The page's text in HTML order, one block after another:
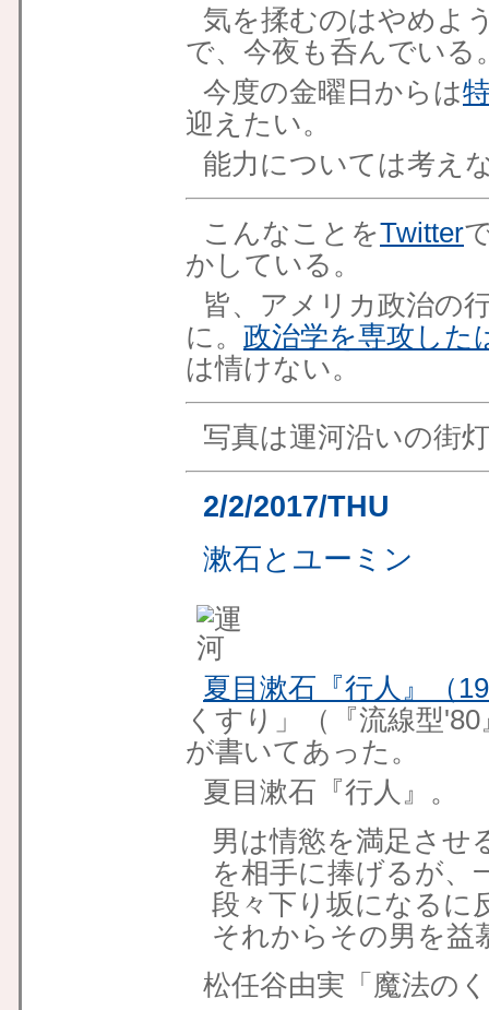
気を揉むのはやめよ
で、今夜も呑んでいる
今度の金曜日からは
迎えたい。
能力については考え
こんなことをTwitter
かしている。
皆、アメリカ政治の
に。 政治学を専攻した
は情けない。
写真は運河沿いの街
2/2/2017/THU
漱石とユーミン
夏目漱石『行人』（
くすり」（『流線型'80
が書いてあった。
夏目漱石『行人』。
男は情慾を満足させ
を相手に捧げるが、
段々下り坂になるに
それからその男を益
松任谷由実「魔法の